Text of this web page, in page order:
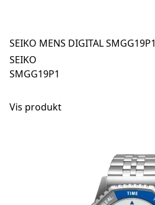
SEIKO MENS DIGITAL SMGG19P1
SEIKO
SMGG19P1
Vis produkt